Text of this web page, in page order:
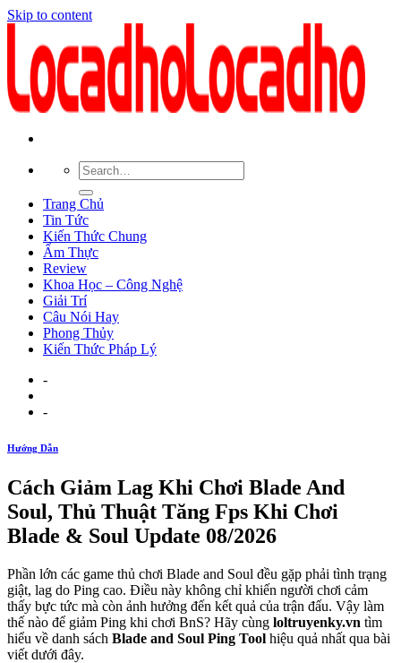
Skip to content
Trang Chủ
Tin Tức
Kiến Thức Chung
Ẩm Thực
Review
Khoa Học – Công Nghệ
Giải Trí
Câu Nói Hay
Phong Thủy
Kiến Thức Pháp Lý
-
-
Hướng Dẫn
Cách Giảm Lag Khi Chơi Blade And
Soul, Thủ Thuật Tăng Fps Khi Chơi
Blade & Soul Update 08/2026
Phần lớn các game thủ chơi Blade and Soul đều gặp phải tình trạng
giật, lag do Ping cao. Điều này không chỉ khiến người chơi cảm
thấy bực tức mà còn ảnh hưởng đến kết quả của trận đấu. Vậy làm
thế nào để giảm Ping khi chơi BnS? Hãy cùng loltruyenky.vn tìm
hiểu về danh sách Blade and Soul Ping Tool hiệu quả nhất qua bài
viết dưới đây.